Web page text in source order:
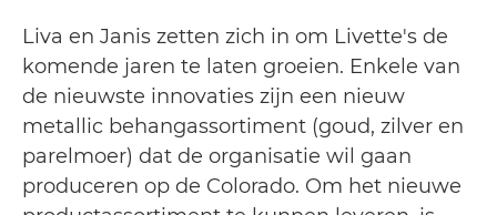
Liva en Janis zetten zich in om Livette's de
komende jaren te laten groeien. Enkele van
de nieuwste innovaties zijn een nieuw
metallic behangassortiment (goud, zilver en
parelmoer) dat de organisatie wil gaan
produceren op de Colorado. Om het nieuwe